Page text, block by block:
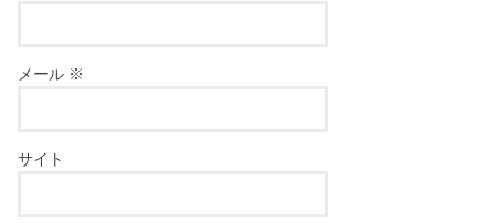
メール ※
サイト